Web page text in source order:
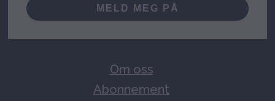
MELD MEG PÅ
Om oss
Abonnement